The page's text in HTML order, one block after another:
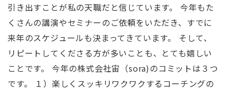
引き出すことが私の天職だと信じています。 今年もた
くさんの講演やセミナーのご依頼をいただき、すでに
来年のスケジュールも決まってきています。 そして、
リピートしてくださる方が多いことも、とても嬉しい
ことです。 今年の株式会社宙（sora)のコミットは３つ
です。 １）楽しくスッキリワクワクするコーチングの